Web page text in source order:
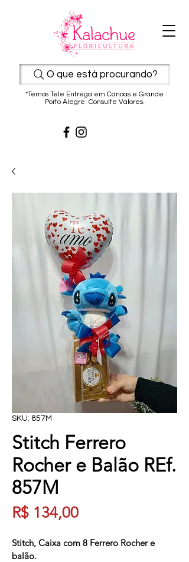
O que está procurando?
*Temos Tele Entrega em Canoas e Grande
Porto Alegre. Consulte Valores.
SKU: 857M
Stitch Ferrero
Rocher e Balão REf.
857M
R$ 134,00Preço
Stitch, Caixa com 8 Ferrero Rocher e
balão.